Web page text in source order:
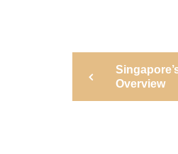
navigation
Post
Overview